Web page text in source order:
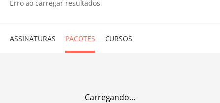
Erro ao carregar resultados
ASSINATURAS PACOTES CURSOS
Carregando...